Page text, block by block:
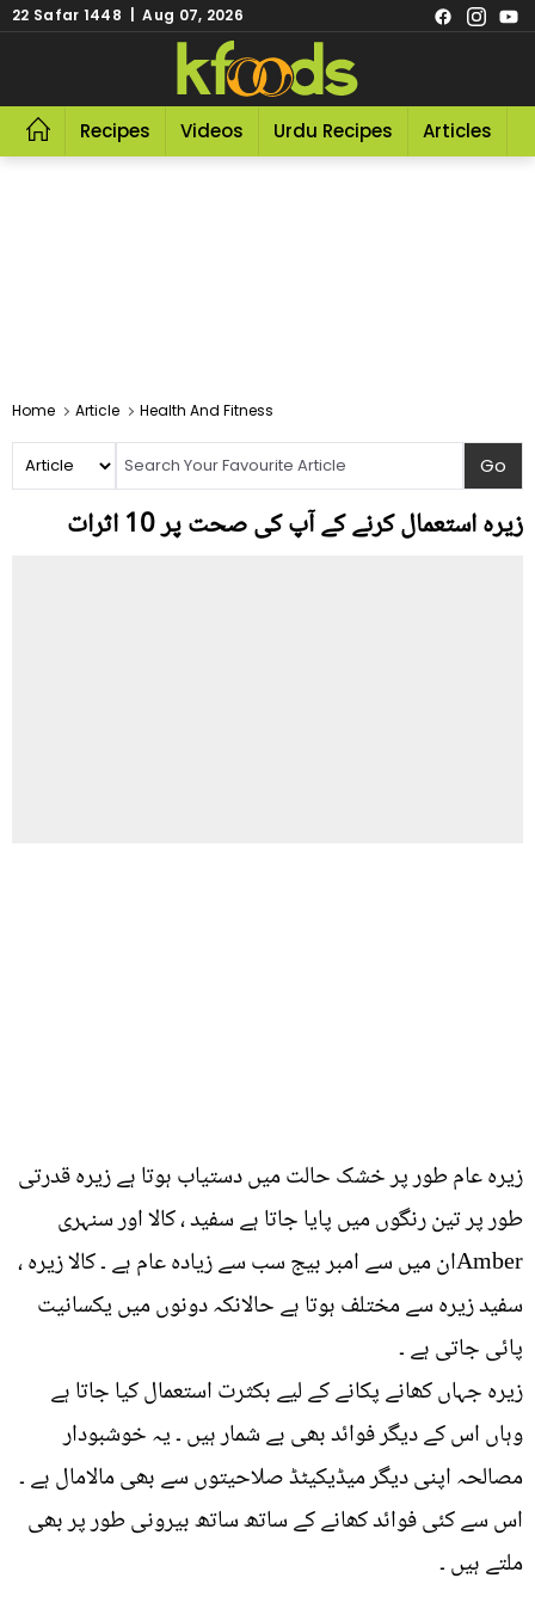
22 Safar 1448 | Aug 07, 2026
Recipes Videos Urdu Recipes Articles
Home Article Health And Fitness
زیرہ استعمال کرنے کے آپ کی صحت پر 10 اثرات
زیرہ عام طور پر خشک حالت میں دستیاب ہوتا ہے زیرہ قدرتی
طور پر تین رنگوں میں پایا جاتا ہے سفید ، کالا اور سنہری
Amberان میں سے امبر بیج سب سے زیادہ عام ہے ۔ کالا زیرہ ،
سفید زیرہ سے مختلف ہوتا ہے حالانکہ دونوں میں یکسانیت
پائی جاتی ہے ۔
زیرہ جہاں کھانے پکانے کے لیے بکثرت استعمال کیا جاتا ہے
وہاں اس کے دیگر فوائد بھی بے شمار ہیں ۔ یہ خوشبودار
مصالحہ اپنی دیگر میڈیکیٹڈ صلاحیتوں سے بھی مالامال ہے ۔
اس سے کئی فوائد کھانے کے ساتھ ساتھ بیرونی طور پر بھی
ملتے ہیں ۔